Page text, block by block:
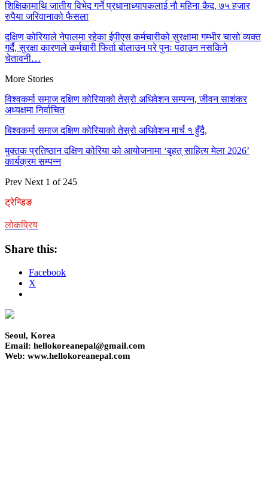
शिक्षिकामाथि जातीय विभेद गर्ने प्रधानाध्यापकलाई नौ महिना कैद, ७५ हजार
रुपैया जरिवानाको फैसला
दक्षिण कोरियाले नेपालमा रहेका ईपीएस कर्मचारीको सुरक्षामा गम्भीर चासो व्यक्त
गर्दै, सुरक्षा कारणले कर्मचारी फिर्ता बोलाउन परे पुनः पठाउन नसकिने
चेतावनी…
More Stories
विश्वकर्मा समाज दक्षिण कोरियाको तेस्रो अधिवेशन सम्पन्न, जीवन साशंकर
अध्यक्षमा निर्वाचित
बिश्वकर्मा समाज दक्षिण कोरियाको तेस्रो अधिवेशन मार्च १ हुँदै,
मुक्तक प्रतिष्ठान दक्षिण कोरिया को आयोजनामा ‘बृहत् साहित्य मेला 2026’
कार्यक्रम सम्पन्न
Prev Next 1 of 245
ट्रेन्डिङ
लोकप्रिय
Share this:
Facebook
X
Seoul, Korea
Email: hellokoreanepal@gmail.com
Web: www.hellokoreanepal.com